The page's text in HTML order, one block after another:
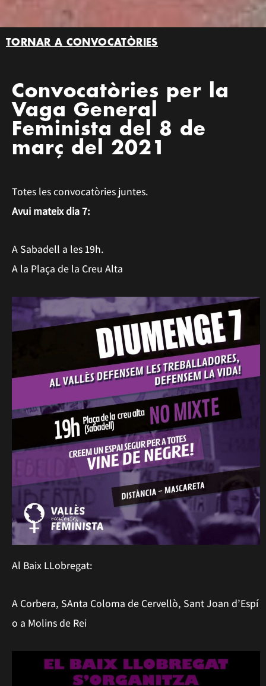
TORNAR A CONVOCATÒRIES
Convocatòries per la
Vaga General
Feminista del 8 de
març del 2021
Totes les convocatòries juntes.
Avui mateix dia 7:
A Sabadell a les 19h.
A la Plaça de la Creu Alta
Al Baix LLobregat:
A Corbera, SAnta Coloma de Cervellò, Sant Joan d’Espí
o a Molins de Rei